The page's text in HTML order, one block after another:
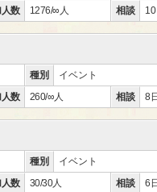
数 1276/∞人 相談
種別 イベント
数 260/∞人 相談 8
種別 イベント
数 30/30人 相談 6